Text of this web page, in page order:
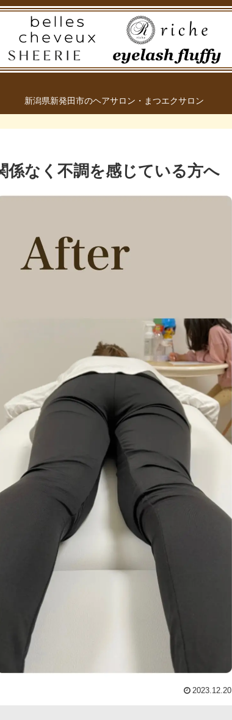
新潟県新発田市のヘアサロン・まつエクサロン
係なく不調を感じている方へ
2023.12.20